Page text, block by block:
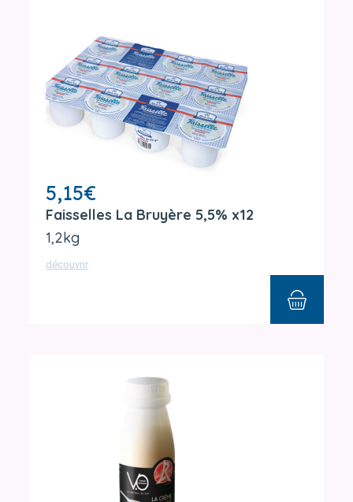
5,15€
Faisselles La Bruyère 5,5% x12
1,2kg
découvrir